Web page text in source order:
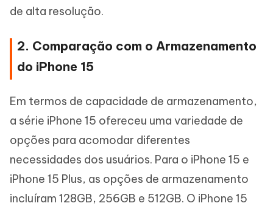
de alta resolução.
2. Comparação com o Armazenamento
do iPhone 15
Em termos de capacidade de armazenamento,
a série iPhone 15 ofereceu uma variedade de
opções para acomodar diferentes
necessidades dos usuários. Para o iPhone 15 e
iPhone 15 Plus, as opções de armazenamento
incluíram 128GB, 256GB e 512GB. O iPhone 15